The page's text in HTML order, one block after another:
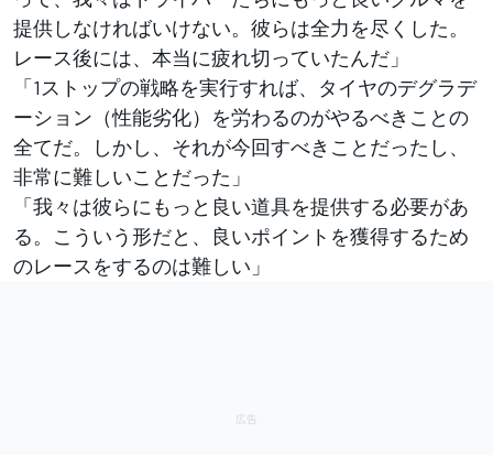
提供しなければいけない。彼らは全力を尽くした。
レース後には、本当に疲れ切っていたんだ」
「1ストップの戦略を実行すれば、タイヤのデグラデ
ーション（性能劣化）を労わるのがやるべきことの
全てだ。しかし、それが今回すべきことだったし、
非常に難しいことだった」
「我々は彼らにもっと良い道具を提供する必要があ
る。こういう形だと、良いポイントを獲得するため
のレースをするのは難しい」